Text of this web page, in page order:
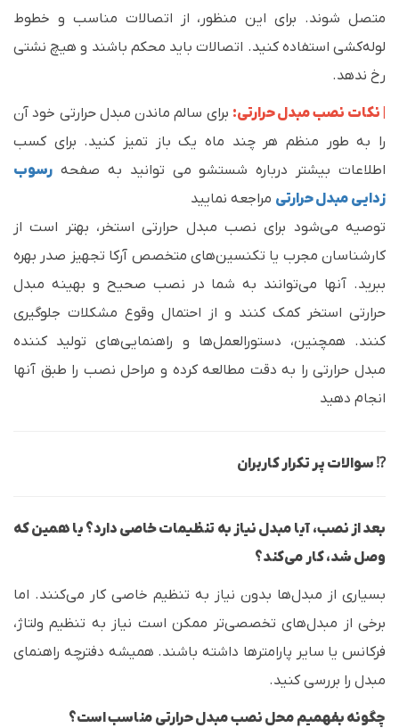
متصل شوند. برای این منظور، از اتصالات مناسب و خطوط
لوله‌کشی استفاده کنید. اتصالات باید محکم باشند و هیچ نشتی
رخ ندهد.
| نکات نصب مبدل حرارتی: برای سالم ماندن مبدل حرارتی خود آن
را به طور منظم هر چند ماه یک باز تمیز کنید. برای کسب
اطلاعات بیشتر درباره شستشو می توانید به صفحه رسوب
زدایی مبدل حرارتی مراجعه نمایید
توصیه می‌شود برای نصب مبدل حرارتی استخر، بهتر است از
کارشناسان مجرب یا تکنسین‌های متخصص آرکا تجهیز صدر بهره
ببرید. آنها می‌توانند به شما در نصب صحیح و بهینه مبدل
حرارتی استخر کمک کنند و از احتمال وقوع مشکلات جلوگیری
کنند. همچنین، دستورالعمل‌ها و راهنمایی‌های تولید کننده
مبدل حرارتی را به دقت مطالعه کرده و مراحل نصب را طبق آنها
انجام دهید
⁉️ سوالات پر تکرار کاربران
بعد از نصب، آیا مبدل نیاز به تنظیمات خاصی دارد؟ یا همین که
وصل شد، کار می‌کند؟
بسیاری از مبدل‌ها بدون نیاز به تنظیم خاصی کار می‌کنند. اما
برخی از مبدل‌های تخصصی‌تر ممکن است نیاز به تنظیم ولتاژ،
فرکانس یا سایر پارامترها داشته باشند. همیشه دفترچه راهنمای
مبدل را بررسی کنید.
چگونه بفهمیم محل نصب مبدل حرارتی مناسب است؟